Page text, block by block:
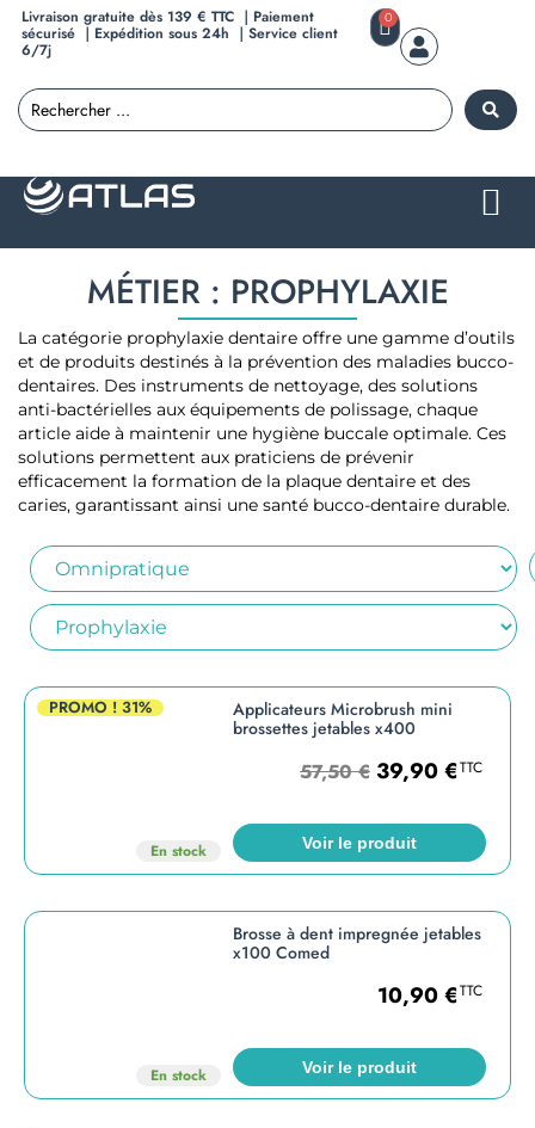
Livraison gratuite dès 139 € TTC ｜Paiement
sécurisé ｜Expédition sous 24h ｜Service client
6/7j
0
MÉTIER : PROPHYLAXIE
La catégorie prophylaxie dentaire offre une gamme d’outils
et de produits destinés à la prévention des maladies bucco-
dentaires. Des instruments de nettoyage, des solutions
anti-bactérielles aux équipements de polissage, chaque
article aide à maintenir une hygiène buccale optimale. Ces
solutions permettent aux praticiens de prévenir
efficacement la formation de la plaque dentaire et des
caries, garantissant ainsi une santé bucco-dentaire durable.
PROMO ! 31%
En stock
Applicateurs Microbrush mini
brossettes jetables x400
57,50€ 39,90€TTC
Voir le produit
En stock
Brosse à dent impregnée jetables
x100 Comed
10,90€TTC
Voir le produit